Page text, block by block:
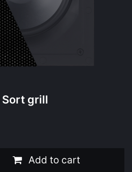
Sort grill
Add to cart